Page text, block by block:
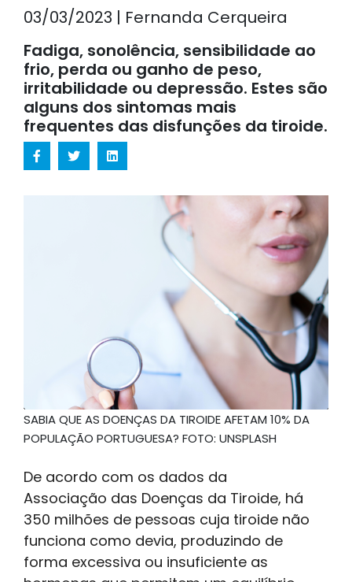
03/03/2023 | Fernanda Cerqueira
Fadiga, sonolência, sensibilidade ao
frio, perda ou ganho de peso,
irritabilidade ou depressão. Estes são
alguns dos sintomas mais
frequentes das disfunções da tiroide.
SABIA QUE AS DOENÇAS DA TIROIDE AFETAM 10% DA
POPULAÇÃO PORTUGUESA? FOTO: UNSPLASH
De acordo com os dados da
Associação das Doenças da Tiroide, há
350 milhões de pessoas cuja tiroide não
funciona como devia, produzindo de
forma excessiva ou insuficiente as